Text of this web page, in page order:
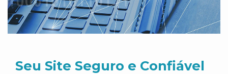
Seu Site Seguro e Confiável